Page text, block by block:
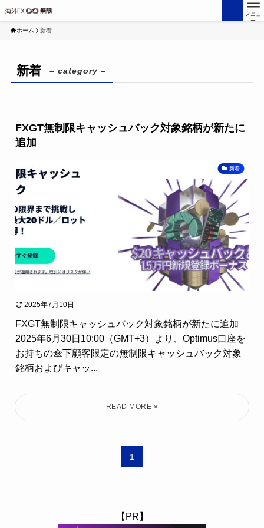
メニュ
ー
ホーム 新着
新着 – category –
FXGT無制限キャッシュバック対象銘柄が新たに
追加
新着
2025年7月10日
FXGT無制限キャッシュバック対象銘柄が新たに追加
2025年6月30日10:00（GMT+3）より、Optimus口座を
お持ちの傘下顧客限定の無制限キャッシュバック対象
銘柄およびキャッ...
1
【PR】